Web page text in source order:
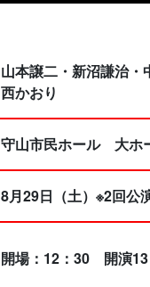
山本譲二・新沼謙治・
西かおり
守山市民ホール 大ホ
8月29日（土）※2回公
開場：12：30 開演